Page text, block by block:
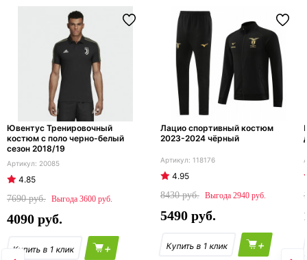
Ювентус Тренировочный
костюм с поло черно-белый
сезон 2018/19
20085
4.85
7690
3600
4090
+
Лацио спортивный костюм
2023-2024 чёрный
118176
4.95
8430
2940
5490
+